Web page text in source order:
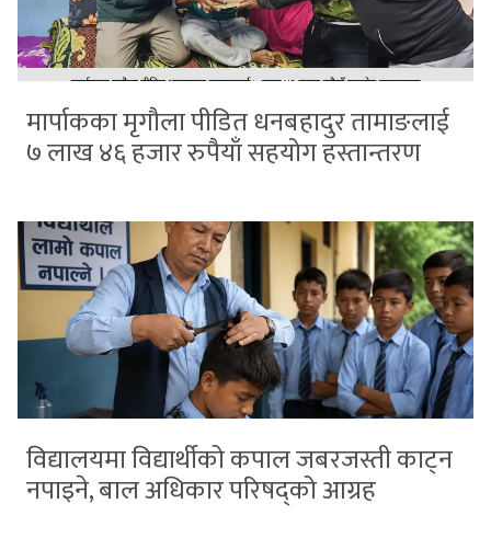
मार्पाकका मृगौला पीडित धनबहादुर तामाङलाई
७ लाख ४६ हजार रुपैयाँ सहयोग हस्तान्तरण
विद्यालयमा विद्यार्थीको कपाल जबरजस्ती काट्न
नपाइने, बाल अधिकार परिषद्को आग्रह